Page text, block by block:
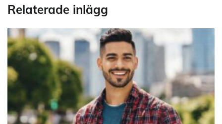
Relaterade inlägg